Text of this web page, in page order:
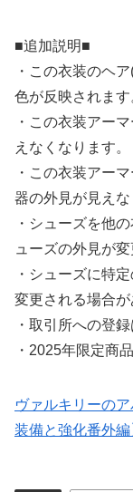
■追加説明■
・この衣装のヘ
色が反映されます
・この衣装アー
えなくなります。
・この衣装アー
器の外見が見えな
・シューズを他
ューズの外見が
・シューズに特
変更される場合が
・取引所への登
・2025年限定商
ヴァルキリーの
装備と強化番外編